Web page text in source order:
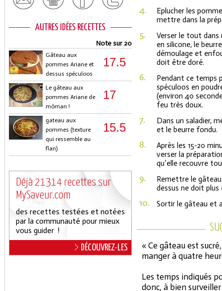
AUTRES IDÉES RECETTES
Note sur 20
Gâteau aux
pommes Ariane et
dessus spéculoos
17.5
Le gâteau aux
pommes Ariane de
môman !
17
gateau aux
pommes (texture
qui ressemble au
flan)
15.5
Déjà 21314 recettes sur
MySaveur.com
des recettes testées et notées
par la communauté pour mieux
vous guider !
DÉCOUVREZ-LES
4.
Eplucher les
mettre dans la
5.
Verser le tout dans
en silicone, le
démoulage et
doit être doré.
6.
Pendant ce temps
spéculoos en
(environ 40
feu très doux.
7.
Dans un saladier,
et le beurre fondu.
8.
Après les 15-20
verser la
qu’elle recouvre
9.
Remettre le
dessus ne doit plus
10. Sortir le gâteau et
« Ce gâteau est
manger à quatre
Les temps indiqués
donc, à bien